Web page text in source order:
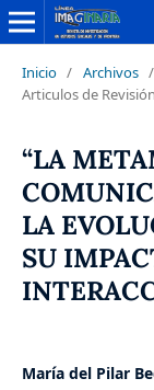
Inicio / Archivos /
Articulos de
“LA
LA
SU
María del Pilar